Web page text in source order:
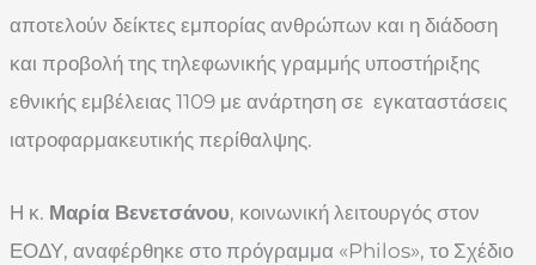
αποτελούν δείκτες εμπορίας ανθρώπων και η διάδοση
και προβολή της τηλεφωνικής γραμμής υποστήριξης
εθνικής εμβέλειας 1109 με ανάρτηση σε εγκαταστάσεις
ιατροφαρμακευτικής περίθαλψης.
Η κ. Μαρία Βενετσάνου, κοινωνική λειτουργός στον
ΕΟΔΥ, αναφέρθηκε στο πρόγραμμα «Philos», το Σχέδιο